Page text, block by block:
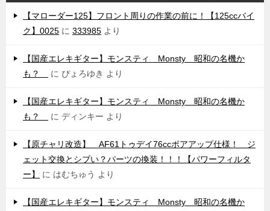
【マローダー125】フロント周りの作業の前に！【125ccバイ
ク】0025 に 333985 より
【国産エレキギター】モンスティ Monsty 昭和の名機か
も？
に ぴょろゆき より
【国産エレキギター】モンスティ Monsty 昭和の名機か
も？
に ディンキー より
【原チャリ改造】 AF61トゥデイ76ccボアアップ仕様！ ジ
ェット交換とシブい？パーツの換装！！！【パワーフィルタ
ー】
に はむちゅう より
【国産エレキギター】モンスティ Monsty 昭和の名機か